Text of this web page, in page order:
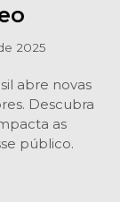
2025
abre novas
Descubra
as
público.